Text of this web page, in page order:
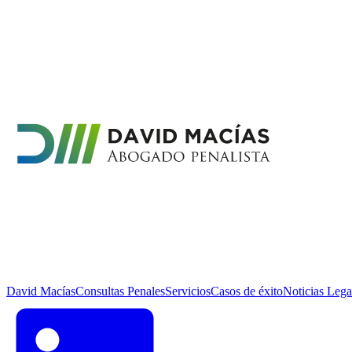
David MacíasConsultas PenalesServiciosCasos de éxitoNoticias